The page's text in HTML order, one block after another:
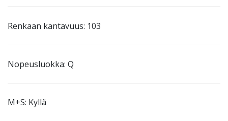
Renkaan kantavuus: 103
Nopeusluokka: Q
M+S: Kyllä